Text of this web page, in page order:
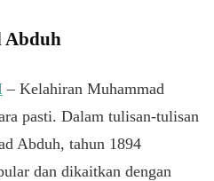
Abduh
– Kelahiran Muhammad
pasti. Dalam tulisan-tulisan
Abduh, tahun 1894
dan dikaitkan dengan